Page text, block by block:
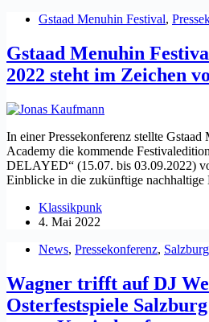
Gstaad Menuhin Festival,
Gstaad Menuhin
2022 steht im Zeichen
In einer Pressekonferenz stellte
Academy die kommende
DELAYED“ (15.07. bis 03.09.2022)
Einblicke in die zukünftige nachhaltige
Klassikpunk
4. Mai 2022
News, Pressekonferenz,
Wagner trifft auf DJ
Osterfestspiele